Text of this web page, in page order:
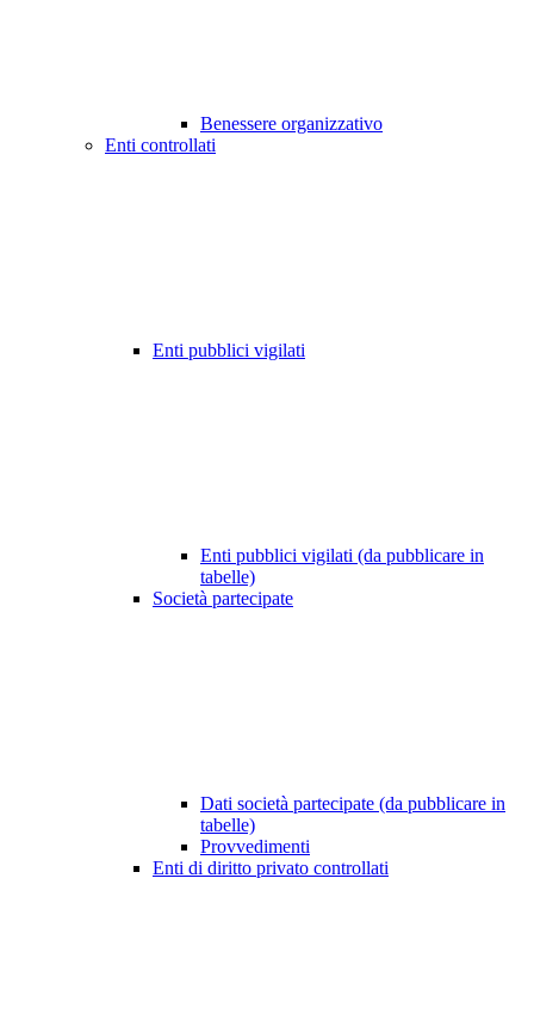
Benessere organizzativo
Enti controllati
Enti pubblici vigilati
Enti pubblici vigilati (da pubblicare in
tabelle)
Società partecipate
Dati società partecipate (da pubblicare in
tabelle)
Provvedimenti
Enti di diritto privato controllati